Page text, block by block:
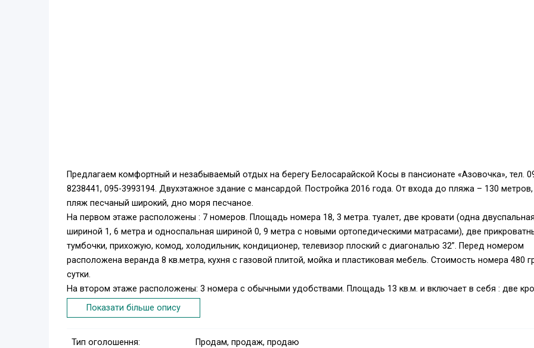
Предлагаем комфортный и незабываемый отдых на берегу Белосарайской Косы в пансионате «Азовочка», тел.
8238441, 095-3993194. Двухэтажное здание с мансардой. Постройка 2016 года. От входа до пляжа – 130 метров,
пляж песчаный широкий, дно моря песчаное.
На первом этаже расположены : 7 номеров. Площадь номера 18, 3 метра. туалет, две кровати (одна двуспальная
шириной 1, 6 метра и односпальная шириной 0, 9 метра с новыми ортопедическими матрасами), две
тумбочки, прихожую, комод, холодильник, кондиционер, телевизор плоский с диагональю 32”. Перед номером
расположена веранда 8 кв.метра, кухня с газовой плитой, мойка и пластиковая мебель. Стоимость номера 480
сутки.
На втором этаже расположены: 3 номера с обычными удобствами. Площадь 13 кв.м. и включает в себя : две
(одна двуспальная шириной 1, 6 метра и односпальная шириной 0, 9 метра с новыми ортопедическими
прихожую, комод, холодильник, кондиционер, телевизор. Перед номером расположена веранда площадью 8
Показати більше опису
Тип оголошення:
Продам, продаж, продаю